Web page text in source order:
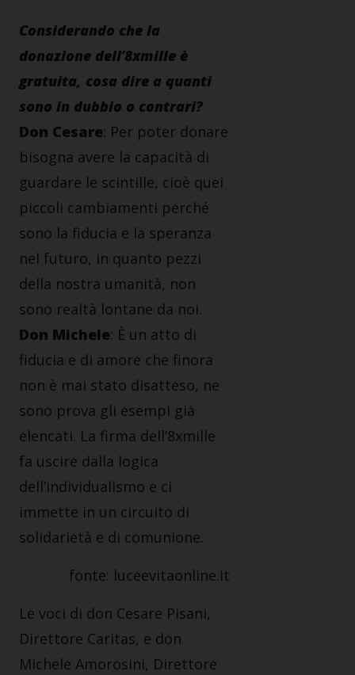
Considerando che la
donazione dell’8xmille è
gratuita, cosa dire a quanti
sono in dubbio o contrari?
Don Cesare: Per poter donare
bisogna avere la capacità di
guardare le scintille, cioè quei
piccoli cambiamenti perché
sono la fiducia e la speranza
nel futuro, in quanto pezzi
della nostra umanità, non
sono realtà lontane da noi.
Don Michele: È un atto di
fiducia e di amore che finora
non è mai stato disatteso, ne
sono prova gli esempi già
elencati. La firma dell’8xmille
fa uscire dalla logica
dell’individualismo e ci
immette in un circuito di
solidarietà e di comunione.
fonte: luceevitaonline.it
Le voci di don Cesare Pisani,
Direttore Caritas, e don
Michele Amorosini, Direttore